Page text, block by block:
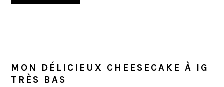
MON DÉLICIEUX CHEESECAKE À IG
TRÈS BAS